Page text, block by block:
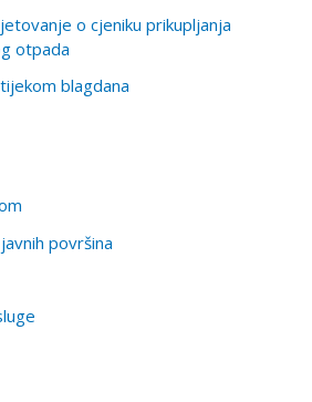
o cjeniku prikupljanja
otpada
blagdana
površina